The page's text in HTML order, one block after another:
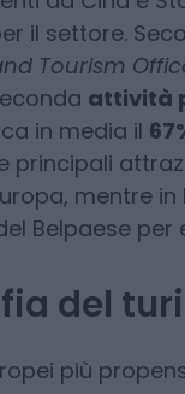
il contributo
2,5 miliardidi
da Cina e
il settore.
Tourism
attività
in media il
mentre
Belpaese per